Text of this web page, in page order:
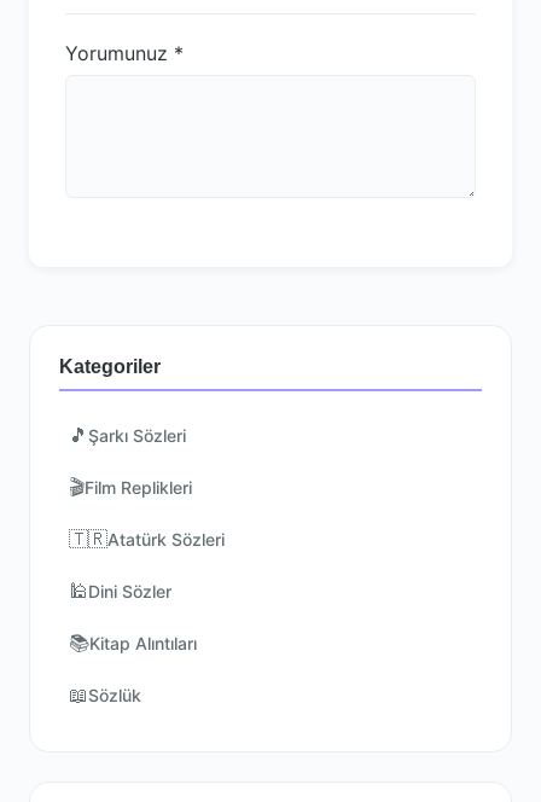
Yorumunuz *
Kategoriler
🎵 Şarkı Sözleri
🎬Film Replikleri
🇹🇷Atatürk Sözleri
🕌Dini Sözler
📚Kitap Alıntıları
📖Sözlük